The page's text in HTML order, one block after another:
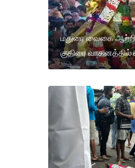
மதுரை வைகை
குதிரை வாகனத்தில்